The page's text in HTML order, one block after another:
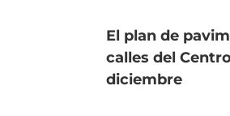
El plan de
calles del
diciembre